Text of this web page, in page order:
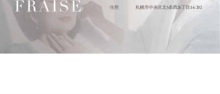
住所 札幌市中央区北5条西26丁目 1-6 202